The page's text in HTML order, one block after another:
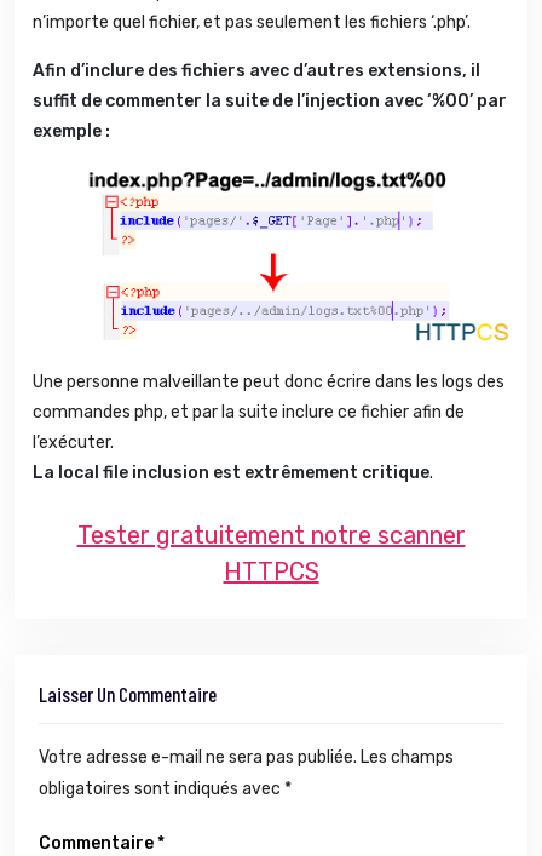
n’importe quel fichier, et pas seulement les fichiers ‘.php’.
Afin d’inclure des fichiers avec d’autres extensions, il
suffit de commenter la suite de l’injection avec ‘%00’ par
exemple :
Une personne malveillante peut donc écrire dans les logs des
commandes php, et par la suite inclure ce fichier afin de
l’exécuter.
La local file inclusion est extrêmement critique.
Tester gratuitement notre scanner
HTTPCS
Laisser Un Commentaire
Votre adresse e-mail ne sera pas publiée. Les champs
obligatoires sont indiqués avec *
Commentaire*